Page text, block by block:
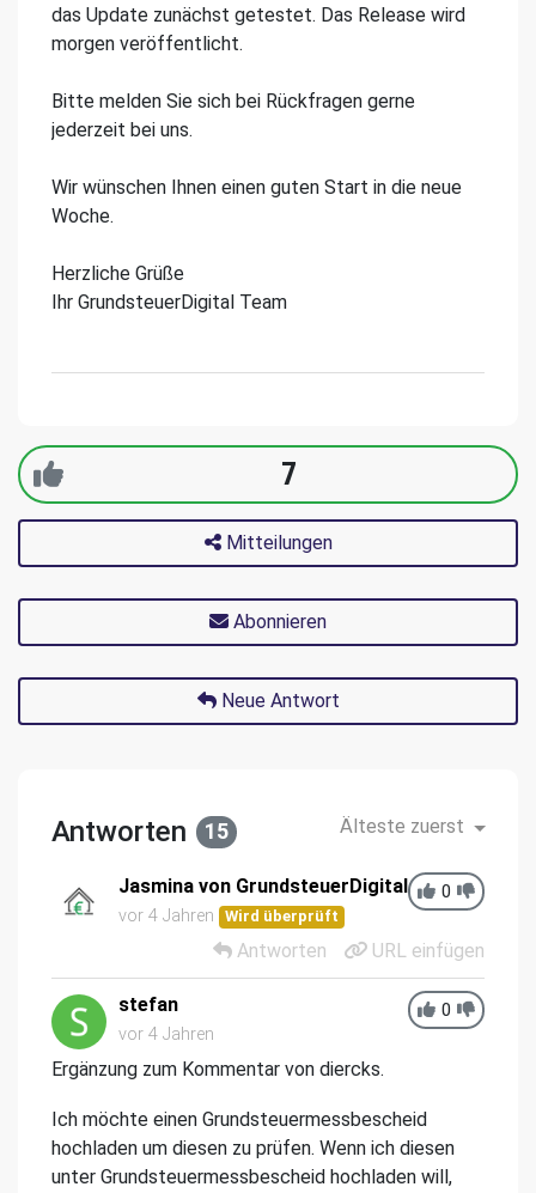
das Update zunächst getestet. Das Release wird
morgen veröffentlicht.
Bitte melden Sie sich bei Rückfragen gerne
jederzeit bei uns.
Wir wünschen Ihnen einen guten Start in die neue
Woche.
Herzliche Grüße
Ihr GrundsteuerDigital Team
7
Mitteilungen
Abonnieren
Neue Antwort
Antworten 15 Älteste zuerst
0
Jasmina von GrundsteuerDigital
vor 4 Jahren Wird überprüft
Antworten URL einfügen
0
stefan
vor 4 Jahren
Ergänzung zum Kommentar von diercks.
Ich möchte einen Grundsteuermessbescheid
hochladen um diesen zu prüfen. Wenn ich diesen
unter Grundsteuermessbescheid hochladen will,